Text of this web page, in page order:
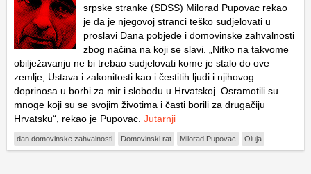
srpske stranke (SDSS) Milorad Pupovac rekao
je da je njegovoj stranci teško sudjelovati u
proslavi Dana pobjede i domovinske zahvalnosti
zbog načina na koji se slavi. „Nitko na takvome
obilježavanju ne bi trebao sudjelovati kome je stalo do ove
zemlje, Ustava i zakonitosti kao i čestitih ljudi i njihovog
doprinosa u borbi za mir i slobodu u Hrvatskoj. Osramotili su
mnoge koji su se svojim životima i časti borili za drugačiju
Hrvatsku“, rekao je Pupovac. Jutarnji
dan domovinske zahvalnosti Domovinski rat Milorad Pupovac Oluja